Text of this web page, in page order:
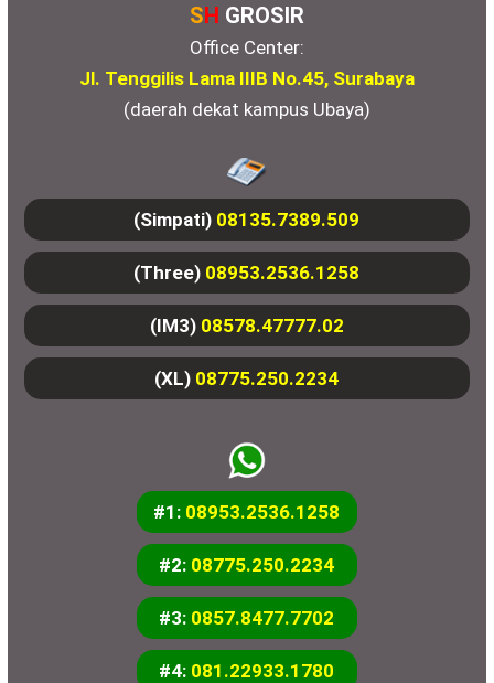
SH GROSIR
Office Center:
Jl. Tenggilis Lama IIIB No.45, Surabaya
(daerah dekat kampus Ubaya)
(Simpati) 08135.7389.509
(Three) 08953.2536.1258
(IM3) 08578.47777.02
(XL) 08775.250.2234
#1: 08953.2536.1258
#2: 08775.250.2234
#3: 0857.8477.7702
#4: 081.22933.1780